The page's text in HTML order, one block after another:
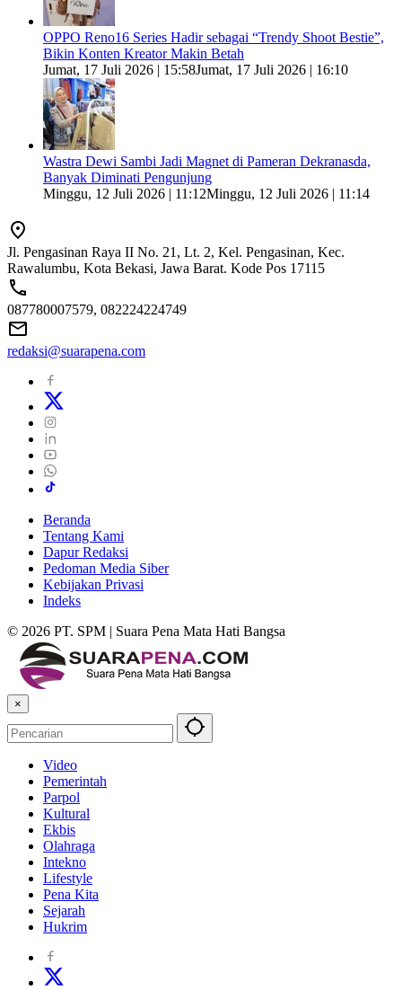
OPPO Reno16 Series Hadir sebagai “Trendy Shoot Bestie”,
Bikin Konten Kreator Makin Betah
Jumat, 17 Juli 2026 | 15:58Jumat, 17 Juli 2026 | 16:10
Wastra Dewi Sambi Jadi Magnet di Pameran Dekranasda,
Banyak Diminati Pengunjung
Minggu, 12 Juli 2026 | 11:12Minggu, 12 Juli 2026 | 11:14
Jl. Pengasinan Raya II No. 21, Lt. 2, Kel. Pengasinan, Kec.
Rawalumbu, Kota Bekasi, Jawa Barat. Kode Pos 17115
087780007579, 082224224749
redaksi@suarapena.com
Beranda
Tentang Kami
Dapur Redaksi
Pedoman Media Siber
Kebijakan Privasi
Indeks
© 2026 PT. SPM | Suara Pena Mata Hati Bangsa
×
Video
Pemerintah
Parpol
Kultural
Ekbis
Olahraga
Intekno
Lifestyle
Pena Kita
Sejarah
Hukrim